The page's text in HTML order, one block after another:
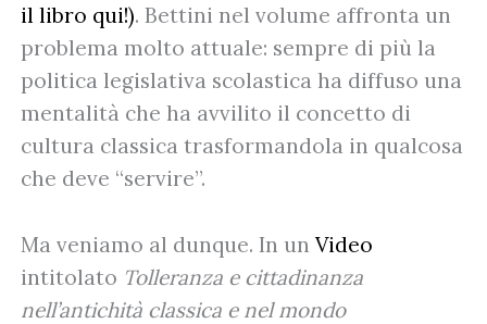
il libro qui!). Bettini nel volume affronta un
problema molto attuale: sempre di più la
politica legislativa scolastica ha diffuso una
mentalità che ha avvilito il concetto di
cultura classica trasformandola in qualcosa
che deve “servire”.
Ma veniamo al dunque. In un Video
intitolato Tolleranza e cittadinanza
nell’antichità classica e nel mondo